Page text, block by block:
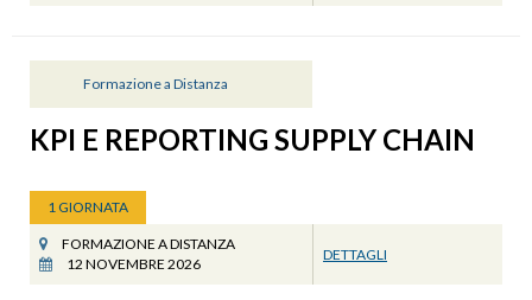
Formazione a Distanza
KPI E REPORTING SUPPLY CHAIN
1 GIORNATA
FORMAZIONE A DISTANZA
12 NOVEMBRE 2026
DETTAGLI